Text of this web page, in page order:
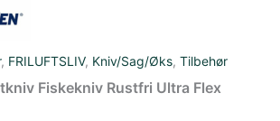
, FRILUFTSLIV, Kniv/Sag/Øks,Tilbehør
Fiskekniv Rustfri Ultra Flex